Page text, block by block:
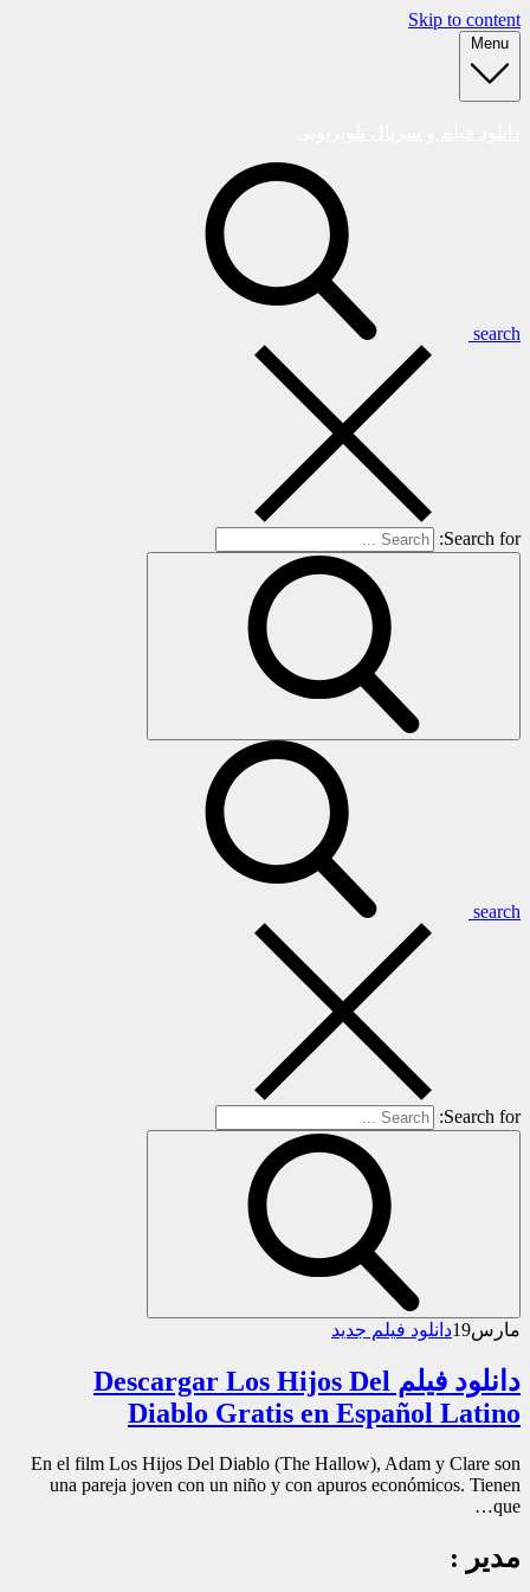
Skip to content
Menu
search
Search for:
search
Search for:
مارس19دانلود فیلم جدید
دانلود فیلم Descargar Los Hijos Del
Diablo Gratis en Español Latino
En el film Los Hijos Del Diablo (The Hallow), Adam y Clare son
una pareja joven con un niño y con apuros económicos. Tienen
que…
مدیر :